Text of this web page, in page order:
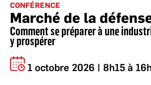
CONFÉRENCE
Marché de la
Comment se préparer à une
y prospérer
1 octobre 2026 | 8h15 à